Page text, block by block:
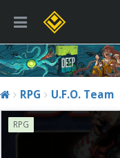
RPG U.F.O. Team
RPG